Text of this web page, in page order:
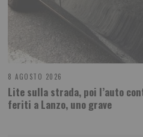
8 AGOSTO 2026
Lite sulla strada, poi l’auto
feriti a Lanzo, uno grave